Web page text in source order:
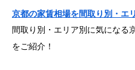
京都の家賃相場を間取り別・エ
間取り別・エリア別に気になる
をご紹介！